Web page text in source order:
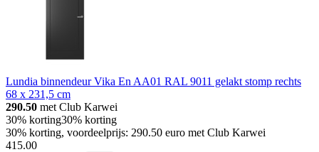
Lundia binnendeur Vika En AA01 RAL 9011 gelakt stomp rechts
68 x 231,5 cm
290.50 met Club Karwei
30% korting30% korting
30% korting, voordeelprijs: 290.50 euro met Club Karwei
415.00